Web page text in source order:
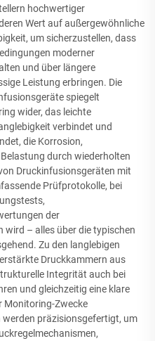
hochwertiger
Wert auf außergewöhnliche
um sicherzustellen, dass
moderner
und über längere
Leistung erbringen. Die
spiegelt
wider, das leichte
verbindet und
die Korrosion,
durch wiederholten
Druckinfusionsgeräten mit
Prüfprotokolle, bei
der
wird – alles über die typischen
Zu den langlebigen
Druckkammern aus
Integrität auch bei
und gleichzeitig eine klare
Monitoring-Zwecke
präzisionsgefertigt, um